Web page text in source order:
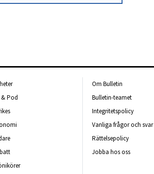
& Pod
Om Bulletin
Bulletin-teamet
Integritetspolicy
Vanliga frågor och svar
Rättelsepolicy
Jobba hos oss